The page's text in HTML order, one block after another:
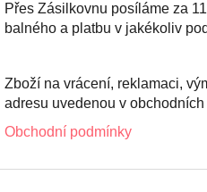
Přes Zásilkovnu posíláme za
balného a platbu v jakékoliv
Zboží na vrácení, reklamaci,
adresu uvedenou v
Obchodní podmínky